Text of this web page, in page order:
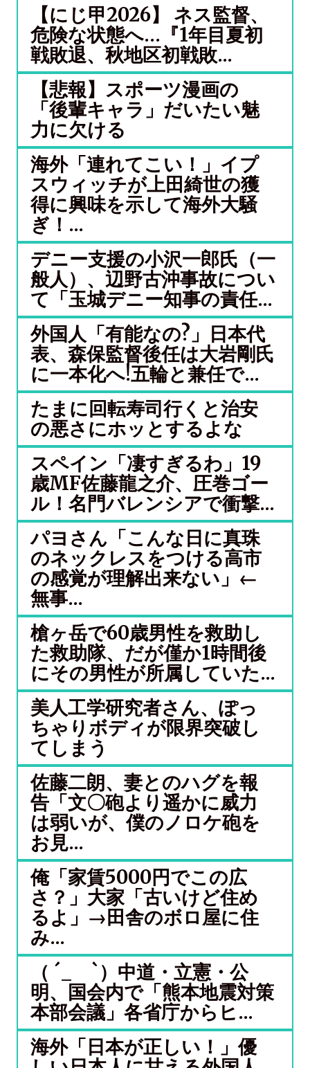
【にじ甲2026】 ネス監督、
危険な状態へ…『1年目夏初
戦敗退、秋地区初戦敗...
【悲報】スポーツ漫画の
「後輩キャラ」だいたい魅
力に欠ける
海外「連れてこい！」イプ
スウィッチが上田綺世の獲
得に興味を示して海外大騒
ぎ！...
デニー支援の小沢一郎氏（一
般人）、辺野古沖事故につい
て「玉城デニー知事の責任...
外国人「有能なの?」日本代
表、森保監督後任は大岩剛氏
に一本化へ!五輪と兼任で...
たまに回転寿司行くと治安
の悪さにホッとするよな
スペイン「凄すぎるわ」19
歳MF佐藤龍之介、圧巻ゴー
ル！名門バレンシアで衝撃...
パヨさん「こんな日に真珠
のネックレスをつける高市
の感覚が理解出来ない」←
無事...
槍ヶ岳で60歳男性を救助し
た救助隊、だが僅か1時間後
にその男性が所属していた...
美人工学研究者さん、ぽっ
ちゃりボディが限界突破し
てしまう
佐藤二朗、妻とのハグを報
告「文〇砲より遥かに威力
は弱いが、僕のノロケ砲を
お見...
俺「家賃5000円でこの広
さ？」大家「古いけど住め
るよ」→田舎のボロ屋に住
み...
（ ´_ゝ`）中道・立憲・公
明、国会内で「熊本地震対策
本部会議」各省庁からヒ...
海外「日本が正しい！」優